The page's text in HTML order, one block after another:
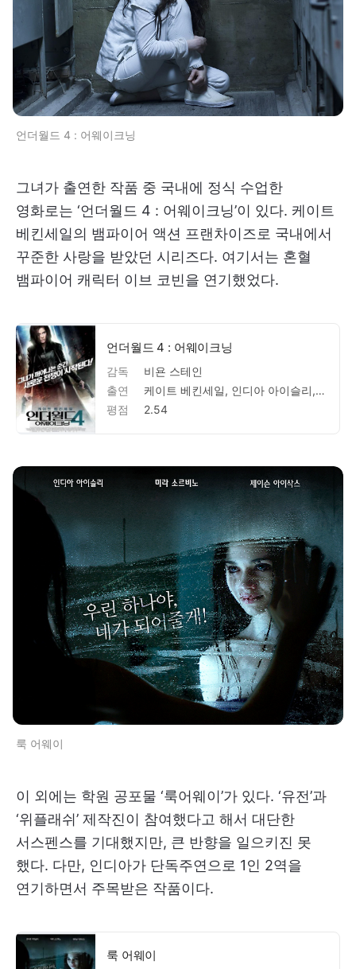
언더월드 4 : 어웨이크닝
그녀가 출연한 작품 중 국내에 정식 수업한
영화로는 ‘언더월드 4 : 어웨이크닝’이 있다. 케이트
베킨세일의 뱀파이어 액션 프랜차이즈로 국내에서
꾸준한 사랑을 받았던 시리즈다. 여기서는 혼혈
뱀파이어 캐릭터 이브 코빈을 연기했었다.
언더월드 4 : 어웨이크닝
감독
비욘 스테인
출연
케이트 베킨세일, 인디아 아이슬리, 테오 제임스, 마이클 엘리, 스티븐 레아, 찰스 댄스, 샌드린 홀트, 크리스틴 홀든 리드, 제이콥 블레어, 아담 그레이든 레이드, J. 마이클 스트라츤스키, 존 힐라빈, 케빈 그레비스, 대니 맥브라이드, 렌 와이즈먼, 게리 루체시, 톰 로젠버그, 리차드 S. 라이트, 스킵 윌리엄슨, 렌 와이즈먼
평점
2.54
룩 어웨이
이 외에는 학원 공포물 ‘룩어웨이’가 있다. ‘유전’과
‘위플래쉬’ 제작진이 참여했다고 해서 대단한
서스펜스를 기대했지만, 큰 반향을 일으키진 못
했다. 다만, 인디아가 단독주연으로 1인 2역을
연기하면서 주목받은 작품이다.
룩 어웨이